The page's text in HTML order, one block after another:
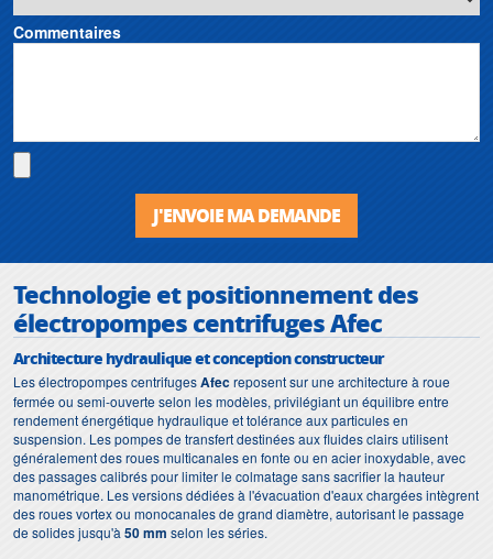
Commentaires
J'ENVOIE MA DEMANDE
Technologie et positionnement des
électropompes centrifuges Afec
Architecture hydraulique et conception constructeur
Les électropompes centrifugesAfecreposent sur une architecture à roue
fermée ou semi-ouverte selon les modèles, privilégiant un équilibre entre
rendement énergétique hydraulique et tolérance aux particules en
suspension. Les pompes de transfert destinées aux fluides clairs utilisent
généralement des roues multicanales en fonte ou en acier inoxydable, avec
des passages calibrés pour limiter le colmatage sans sacrifier la hauteur
manométrique. Les versions dédiées à l'évacuation d'eaux chargées intègrent
des roues vortex ou monocanales de grand diamètre, autorisant le passage
de solides jusqu'à 50 mm selon les séries.